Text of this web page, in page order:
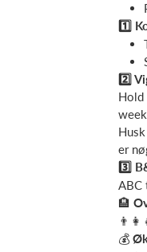
1️⃣
2️⃣
Hold
er
3️⃣
ABC
🏨
💰